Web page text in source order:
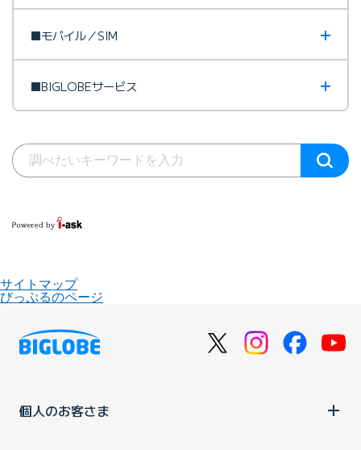
■モバイル／SIM
■BIGLOBEサービス
サイトマップ
びっぷるのページ
個人のお客さま